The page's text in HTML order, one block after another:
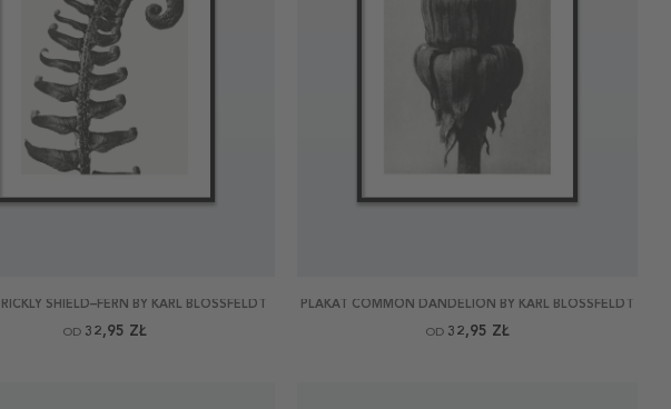
SHIELD–FERN BY KARL BLOSSFELDT
OD 32,95 ZŁ
PLAKAT COMMON DANDELION BY KARL BLOSSFELDT
OD 32,95 ZŁ